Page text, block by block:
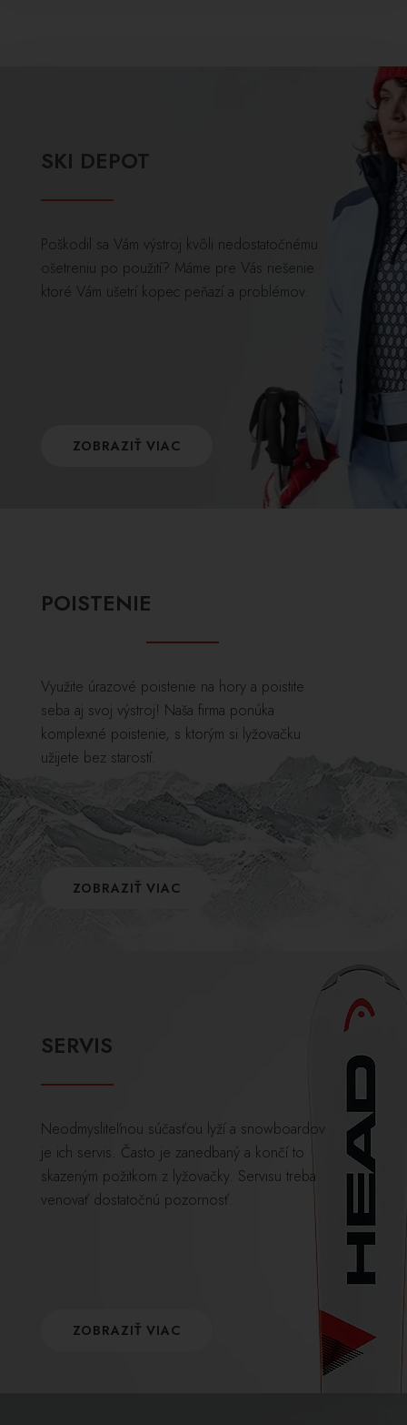
SKI DEPOT
Poškodil sa Vám výstroj kvôli nedostatočnému
ošetreniu po použití? Máme pre Vás riešenie
ktoré Vám ušetrí kopec peňazí a problémov.
ZOBRAZIŤ VIAC
POISTENIE
Využite úrazové poistenie na hory a poistite
seba aj svoj výstroj! Naša firma ponúka
komplexné poistenie, s ktorým si lyžovačku
užijete bez starostí.
ZOBRAZIŤ VIAC
SERVIS
Neodmysliteľnou súčasťou lyží a snowboardov
je ich servis. Často je zanedbaný a končí to
skazeným požitkom z lyžovačky. Servisu treba
venovať dostatočnú pozornosť.
ZOBRAZIŤ VIAC